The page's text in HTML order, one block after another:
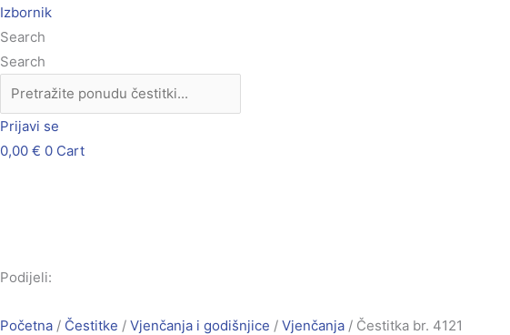
Skip
to
content
Izbornik
Search
Search
Prijavi se
0,00 € 0 Cart
Podijeli:
Početna / Čestitke / Vjenčanja i godišnjice / Vjenčanja / Čestitka br. 4121
Čestitka
br.
4121
količina